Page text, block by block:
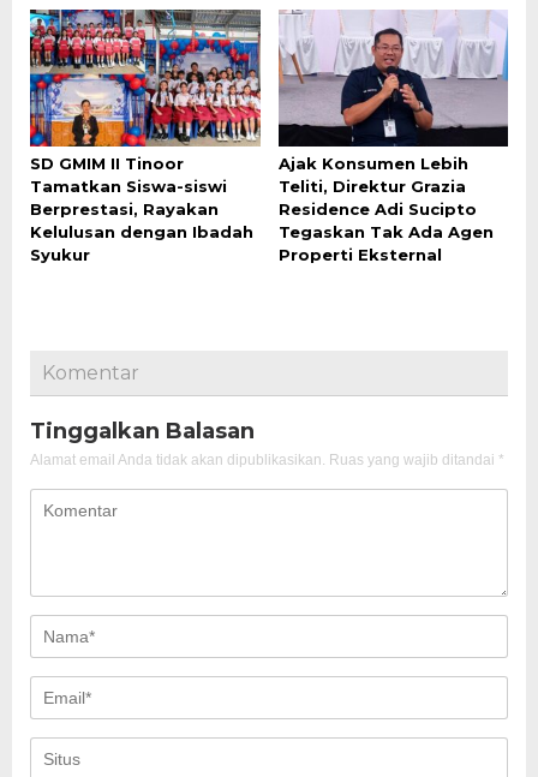
SD GMIM II Tinoor
Tamatkan Siswa-siswi
Berprestasi, Rayakan
Kelulusan dengan Ibadah
Syukur
Ajak Konsumen Lebih
Teliti, Direktur Grazia
Residence Adi Sucipto
Tegaskan Tak Ada Agen
Properti Eksternal
Komentar
Tinggalkan Balasan
Alamat email Anda tidak akan dipublikasikan. Ruas yang wajib ditandai *